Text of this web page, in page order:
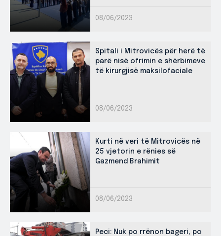
08/06/2023
Spitali i Mitrovicës për herë të
parë nisë ofrimin e shërbimeve
të kirurgjisë maksilofaciale
08/06/2023
Kurti në veri të Mitrovicës në
25 vjetorin e rënies së
Gazmend Brahimit
08/06/2023
Peci: Nuk po rrënon bageri, po